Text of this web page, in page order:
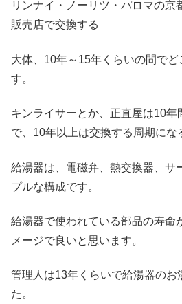
リンナイ・ノーリツ・パロマの京
販売店で交換する
大体、10年～15年くらいの間でど
す。
キンライサーとか、正直屋は10年
で、10年以上は交換する周期にな
給湯器は、電磁弁、熱交換器、サ
プルな構成です。
給湯器で使われている部品の寿命
メージで良いと思います。
管理人は13年くらいで給湯器のお
た。